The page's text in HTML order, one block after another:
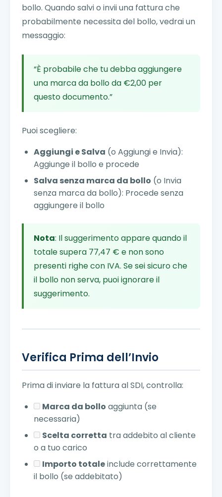
bollo. Quando salvi o invii una fattura che
probabilmente necessita del bollo, vedrai un
messaggio:
“È probabile che tu debba aggiungere
una marca da bollo da €2,00 per
questo documento.”
Puoi scegliere:
Aggiungi e Salva (o Aggiungi e Invia):
Aggiunge il bollo e procede
Salva senza marca da bollo (o Invia
senza marca da bollo): Procede senza
aggiungere il bollo
Nota: Il suggerimento appare quando il
totale supera 77,47 € e non sono
presenti righe con IVA. Se sei sicuro che
il bollo non serva, puoi ignorare il
suggerimento.
Verifica Prima dell’Invio
Prima di inviare la fattura al SDI, controlla:
Marca da bollo aggiunta (se
necessaria)
Scelta corretta tra addebito al cliente
o a tuo carico
Importo totaleinclude correttamente
il bollo (se addebitato)